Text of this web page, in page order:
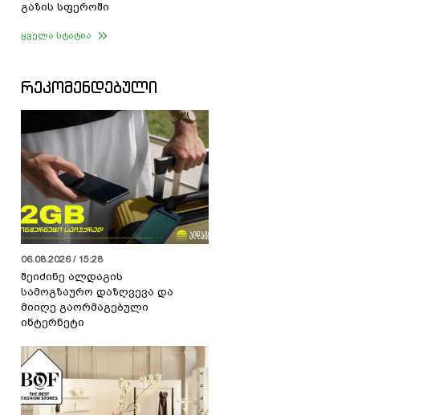
გაზის სფეროში
ყველა სტატია
ᲠᲔᲙᲝᲛᲔᲜᲓᲔᲑᲣᲚᲘ
06.08.2026 / 15:28
შეიძინე ალდაგის
სამოგზაურო დაზღვევა და
მიიღე გაორმაგებული
ინტერნეტი